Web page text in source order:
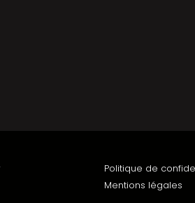
Politique de
Mentions légales